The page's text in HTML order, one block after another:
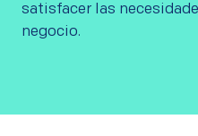
satisfacer las
negocio.